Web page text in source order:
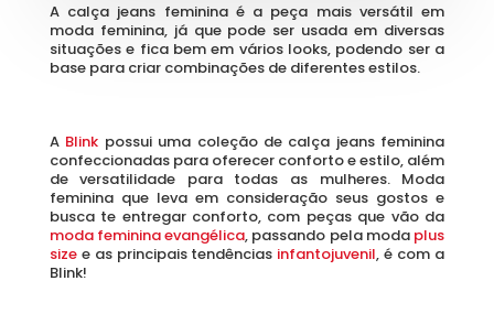
A calça jeans feminina é a peça mais versátil em
moda feminina, já que pode ser usada em diversas
situações e fica bem em vários looks, podendo ser a
base para criar combinações de diferentes estilos.
A Blink possui uma coleção de calça jeans feminina
confeccionadas para oferecer conforto e estilo, além
de versatilidade para todas as mulheres. Moda
feminina que leva em consideração seus gostos e
moda feminina evangélica, passando pela moda plus
size e as principais tendências infantojuvenil, é com a
Blink!